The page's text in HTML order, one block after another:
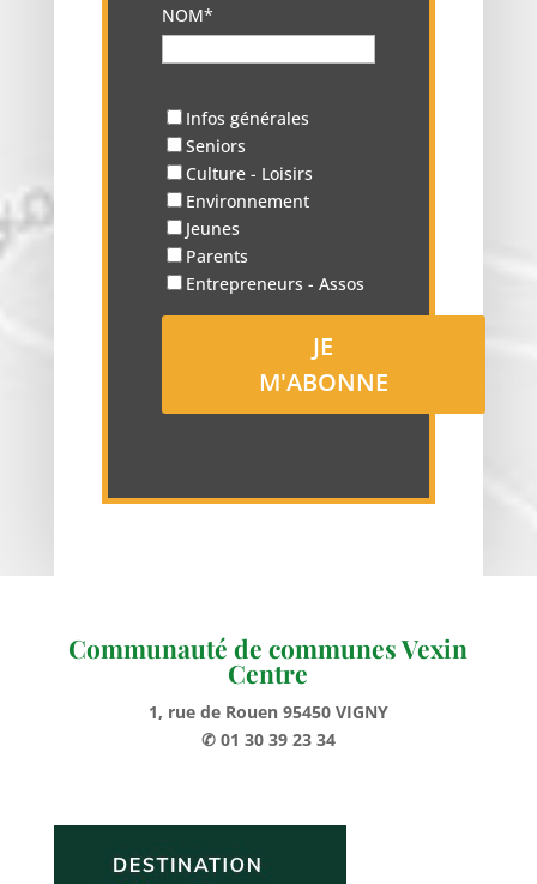
NOM*
Infos générales
Seniors
Culture - Loisirs
Environnement
Jeunes
Parents
Entrepreneurs - Assos
Communauté de communes Vexin
Centre
1, rue de Rouen 95450 VIGNY
✆ 01 30 39 23 34